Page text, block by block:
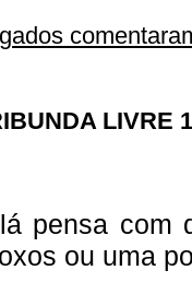
LIVRE
pensa com
ou uma